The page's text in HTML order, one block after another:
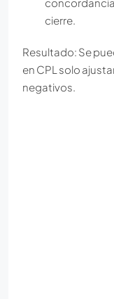
cierre.
Resultado: Se
en CPL solo
negativos.